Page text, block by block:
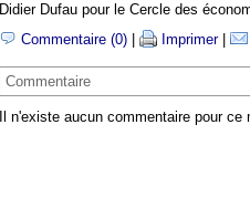
Didier Dufau pour le Cercle des
Commentaire (0)
Imprimer|
Commentaire
Il n'existe aucun commentaire pour ce